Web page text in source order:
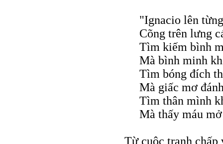
"Ignacio lên
Cõng trên lưng
Tìm kiếm bình
Mà bình minh
Tìm bóng đích
Mà giấc mơ
Tìm thân mình
Mà thấy máu
Từ cuộc tranh chấp